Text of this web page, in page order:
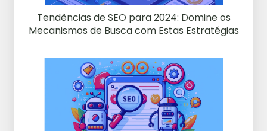
Tendências de SEO para 2024: Domine os
Mecanismos de Busca com Estas Estratégias